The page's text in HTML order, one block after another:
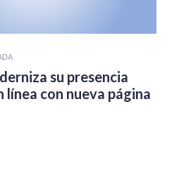
su presencia
línea con nueva página